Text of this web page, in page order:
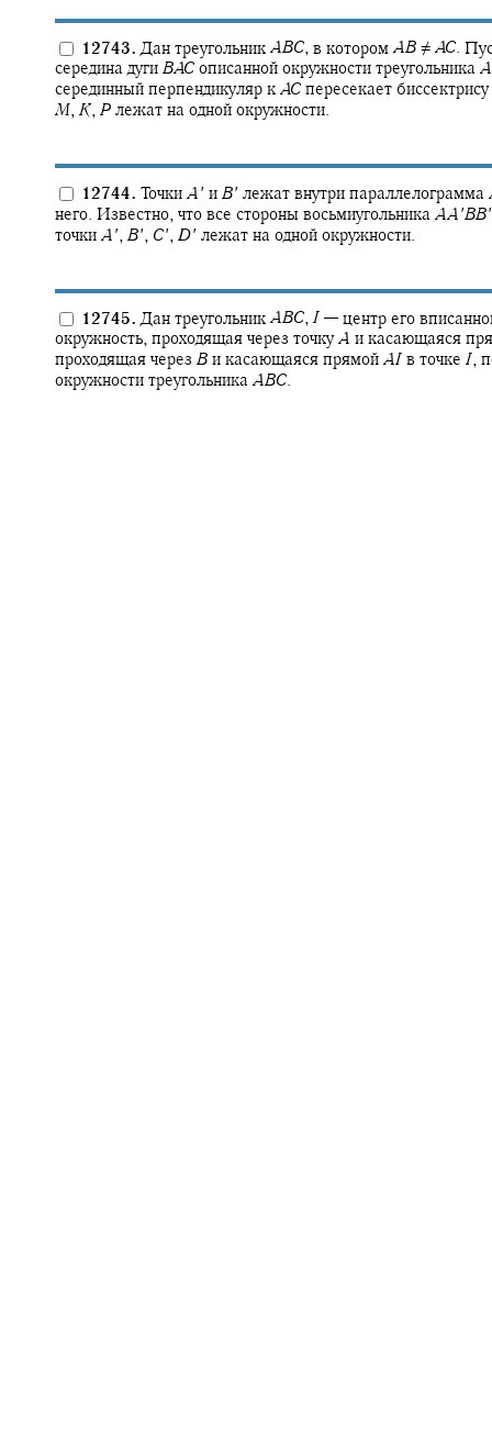
12743. Дан треугольник ABC, в котором AB ≠ AC.
середина дуги BAC описанной окружности треугольника A
серединный перпендикуляр к AC пересекает
M, K, P лежат на одной окружности.
12744. Точки A′ и B′ лежат внутри параллелограмма
него. Известно, что все стороны восьмиугольника AA′BB′
точки A′, B′, C′, D′ лежат на одной окружности.
12745. Дан треугольник ABC, I — центр его
окружность, проходящая через точкуA и касающаяся
проходящая через B и касающаяся прямой AI в точке I,
окружности треугольника ABC.